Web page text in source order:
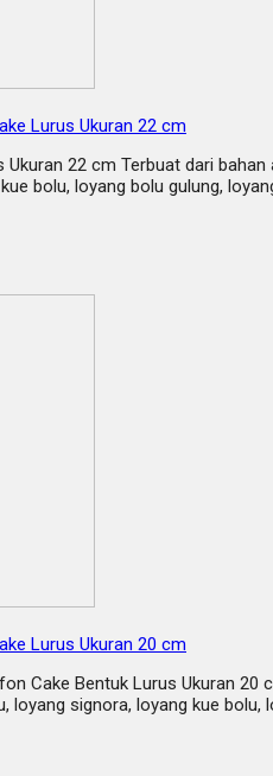
Lurus Ukuran 22 cm
22 cm Terbuat dari
bolu, loyang bolu gulung,
Lurus Ukuran 20 cm
Cake Bentuk Lurus Ukuran
loyang signora, loyang kue